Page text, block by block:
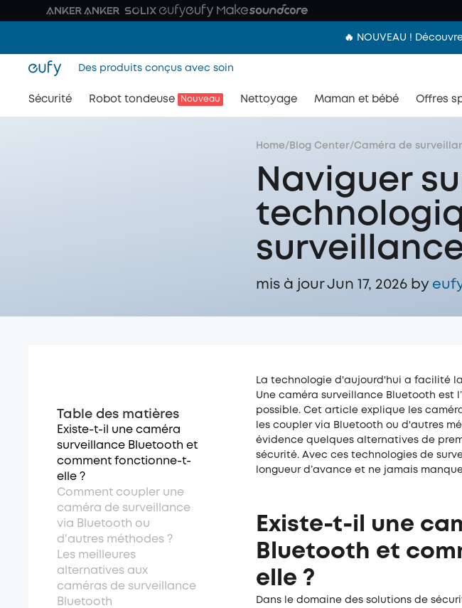
🔥 NOUVEAU !
Des produits conçus avec soin
Sécurité Robot tondeuse Nouveau Nettoyage Maman et bébé Offres
Home/ Blog Center/Caméra de
Naviguer
surveillance
mis à jour Jun 17, 2026 by
La technologie d'aujourd'hui a facilité
Une caméra surveillance Bluetooth est
possible. Cet article explique les
les coupler via Bluetooth ou d'autres
évidence quelques alternatives de
sécurité. Avec ces technologies de
longueur d’avance et ne jamais
Existe-t-il une
Bluetooth et
elle ?
Dans le domaine des solutions de
Table des matières
Existe-t-il une caméra
surveillance Bluetooth et
comment fonctionne-t-
elle ?
Comment coupler une
caméra de surveillance
via Bluetooth ou
d'autres méthodes ?
Les meilleures
alternatives aux
caméras de surveillance
Bluetooth